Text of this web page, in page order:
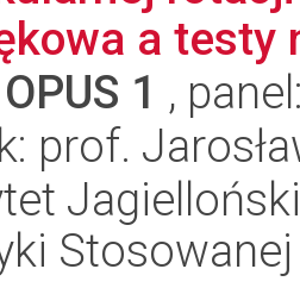
a testy
OPUS 1 ,
prof.
Stosowanej